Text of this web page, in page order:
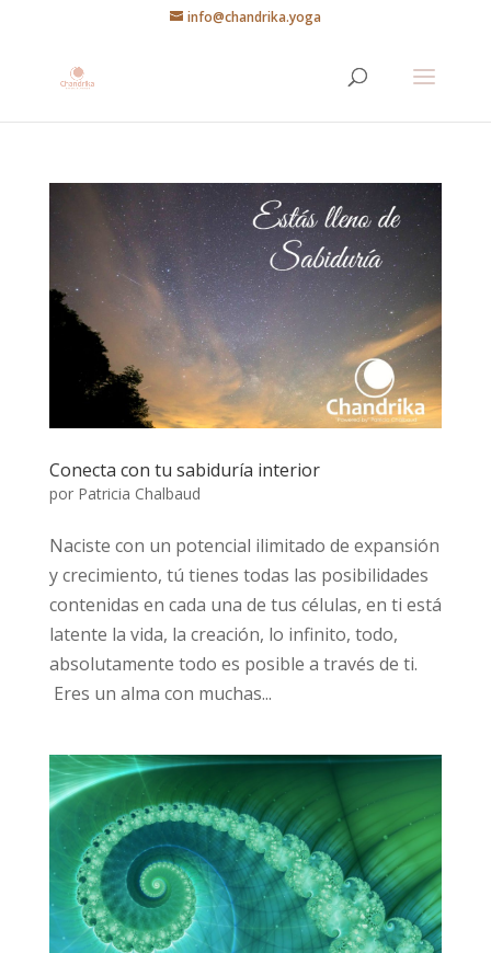
info@chandrika.yoga
Conecta con tu sabiduría interior
por Patricia Chalbaud
Naciste con un potencial ilimitado de expansión
y crecimiento, tú tienes todas las posibilidades
contenidas en cada una de tus células, en ti está
latente la vida, la creación, lo infinito, todo,
absolutamente todo es posible a través de ti.
Eres un alma con muchas...